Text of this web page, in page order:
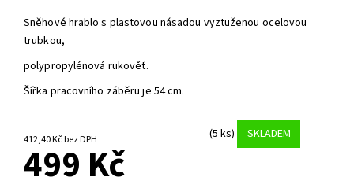
Sněhové hrablo s plastovou násadou vyztuženou ocelovou
trubkou,
polypropylénová rukověť.
Šířka pracovního záběru je 54 cm.
412,40 Kč bez DPH (5 ks) SKLADEM
499 Kč